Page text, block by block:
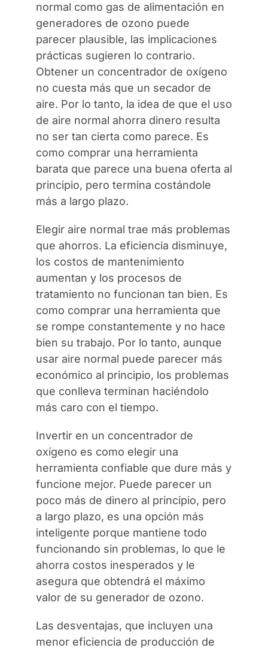
normal como gas de alimentación en
generadores de ozono puede
parecer plausible, las implicaciones
prácticas sugieren lo contrario.
Obtener un concentrador de oxígeno
no cuesta más que un secador de
aire. Por lo tanto, la idea de que el uso
de aire normal ahorra dinero resulta
no ser tan cierta como parece. Es
como comprar una herramienta
barata que parece una buena oferta al
principio, pero termina costándole
más a largo plazo.
Elegir aire normal trae más problemas
que ahorros. La eficiencia disminuye,
los costos de mantenimiento
aumentan y los procesos de
tratamiento no funcionan tan bien. Es
como comprar una herramienta que
se rompe constantemente y no hace
bien su trabajo. Por lo tanto, aunque
usar aire normal puede parecer más
económico al principio, los problemas
que conlleva terminan haciéndolo
más caro con el tiempo.
Invertir en un concentrador de
oxígeno es como elegir una
herramienta confiable que dure más y
funcione mejor. Puede parecer un
poco más de dinero al principio, pero
a largo plazo, es una opción más
inteligente porque mantiene todo
funcionando sin problemas, lo que le
ahorra costos inesperados y le
asegura que obtendrá el máximo
valor de su generador de ozono.
Las desventajas, que incluyen una
menor eficiencia de producción de